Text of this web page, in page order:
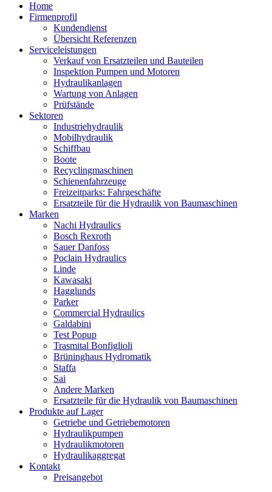
Home
Firmenprofil
Kundendienst
Übersicht Referenzen
Serviceleistungen
Verkauf von Ersatzteilen und Bauteilen
Inspektion Pumpen und Motoren
Hydraulikanlagen
Wartung von Anlagen
Prüfstände
Sektoren
Industriehydraulik
Mobilhydraulik
Schiffbau
Boote
Recyclingmaschinen
Schienenfahrzeuge
Freizeitparks: Fahrgeschäfte
Ersatzteile für die Hydraulik von Baumaschinen
Marken
Nachi Hydraulics
Bosch Rexroth
Sauer Danfoss
Poclain Hydraulics
Linde
Kawasaki
Hagglunds
Parker
Commercial Hydraulics
Galdabini
Test Popup
Trasmital Bonfiglioli
Brüninghaus Hydromatik
Staffa
Sai
Andere Marken
Ersatzteile für die Hydraulik von Baumaschinen
Produkte auf Lager
Getriebe und Getriebemotoren
Hydraulikpumpen
Hydraulikmotoren
Hydraulikaggregat
Kontakt
Preisangebot